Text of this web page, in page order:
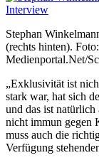
Stephan
(rechts hinten).
Medienportal.Net/
„Exklusivität ist
stark war, hat sich
und das ist
nicht immun gegen
muss auch die
Verfügung